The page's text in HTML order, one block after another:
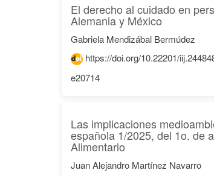
El derecho al cuidado en
Alemania y México
Gabriela Mendizábal Bermúdez
https://doi.org/10.22201/
e20714
Las implicaciones
española 1/2025, del 1o. de
Alimentario
Juan Alejandro Martínez Navarro